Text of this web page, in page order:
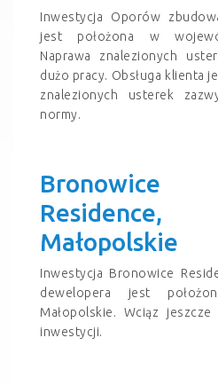
Inwestycja Oporów
jest położona w
Naprawa znalezionych
dużo pracy. Obsługa klienta
znalezionych usterek
normy.
Bronowice
Residence,
Małopolskie
Inwestycja Bronowice
dewelopera jest
Małopolskie. Wciąz
inwestycji.